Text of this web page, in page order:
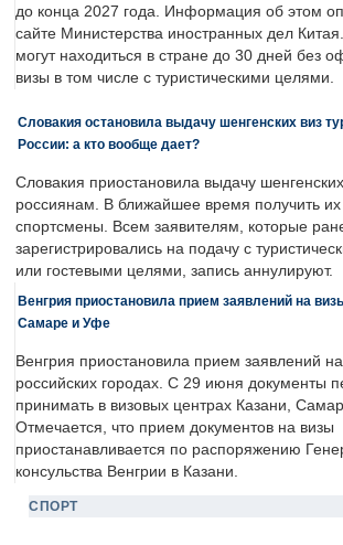
до конца 2027 года. Информация об этом
сайте Министерства иностранных дел
могут находиться в стране до 30 дней без
визы в том числе с туристическими целями.
Словакия остановила выдачу шенгенских виз
России: а кто вообще дает?
Словакия приостановила выдачу
россиянам. В ближайшее время получить их
спортсмены. Всем заявителям, которые
зарегистрировались на подачу с
или гостевыми целями, запись аннулируют.
Венгрия приостановила прием заявлений на
Самаре и Уфе
Венгрия приостановила прием заявлений
российских городах. С 29 июня документы
принимать в визовых центрах Казани,
Отмечается, что прием документов на визы
приостанавливается по распоряжению
консульства Венгрии в Казани.
СПОРТ